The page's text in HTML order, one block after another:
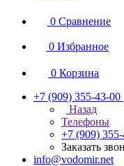
0 Сравнение
0 Избранное
0 Корзина
+7 (909) 355-43-00
Назад
Телефоны
+7 (909)
Заказать
info@vodomir.net